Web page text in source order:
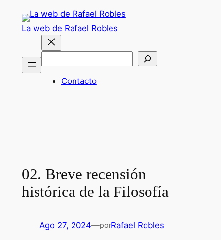
contenido
La web de Rafael Robles
Buscar
Contacto
02. Breve recensión
histórica de la Filosofía
Ago 27, 2024—porRafael Robles